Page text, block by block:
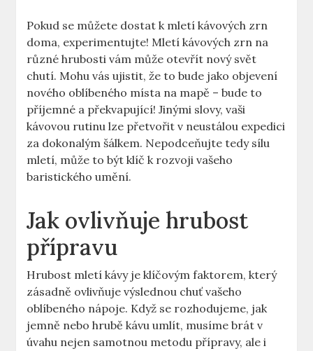
Pokud se můžete dostat k mletí kávových zrn
doma, experimentujte! Mletí kávových zrn na
různé hrubosti vám může otevřít nový ‍svět
chutí. Mohu vás ujistit, že to bude jako objevení
nového oblíbeného místa na mapě –⁣ bude to
‍příjemné a překvapující! Jinými slovy, vaši
kávovou rutinu lze přetvořit v⁤ neustálou expedici
za dokonalým ​šálkem. Nepodceňujte tedy⁢ sílu
mletí, může to být klíč k rozvoji ⁣vašeho
baristického umění.
Jak ovlivňuje hrubost
přípravu
Hrubost mletí kávy⁣ je klíčovým⁤ faktorem, který
zásadně ovlivňuje výslednou chuť vašeho
oblíbeného nápoje. Když se rozhodujeme, jak
jemně nebo hrubě kávu umlít, musíme brát v
úvahu nejen samotnou metodu⁢ přípravy, ale i